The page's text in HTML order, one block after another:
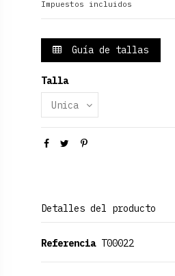
Impuestos incluidos
Guía de tallas
Talla
Detalles del producto
Referencia T00022